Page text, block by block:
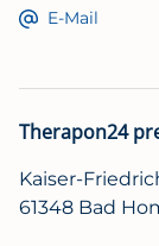
E-Mail
Therapon24
Kaiser-
61348 Bad